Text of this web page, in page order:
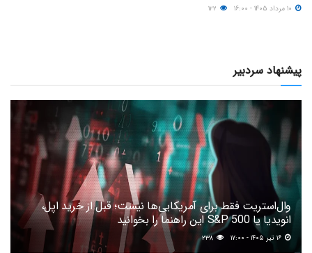
پیشنهاد سردبیر
وال‌استریت فقط برای آمریکایی‌ها نیست؛ قبل از خرید اپل،
انویدیا یا S&P 500 این راهنما را بخوانید
۲۳۸